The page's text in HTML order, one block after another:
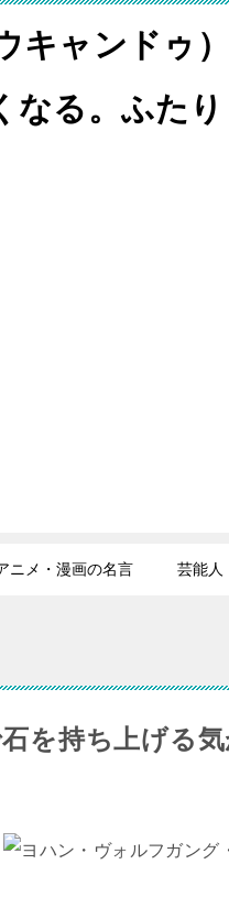
キャンドゥ
なる。ふた
ニメ・漫画の名言 芸能人
を持ち上げる